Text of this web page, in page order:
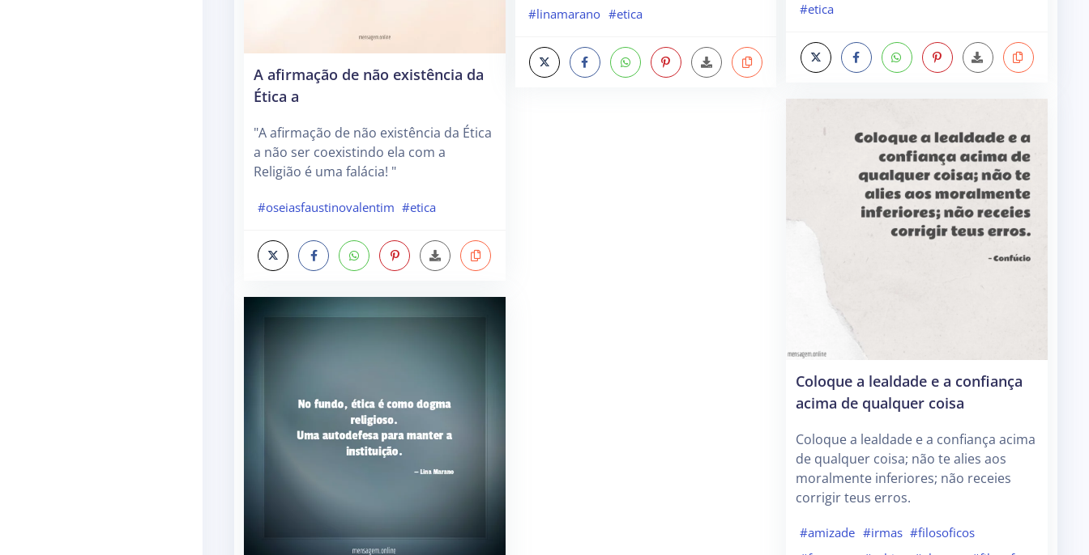
A afirmação de não existência da
Ética a
"A afirmação de não existência da Ética
a não ser coexistindo ela com a
Religião é uma falácia! "
#oseiasfaustinovalentim #etica
#linamarano #etica #etica
Coloque a lealdade e a confiança
acima de qualquer coisa
Coloque a lealdade e a confiança acima
de qualquer coisa; não te alies aos
moralmente inferiores; não receies
corrigir teus erros.
#amizade #irmas #filosoficos